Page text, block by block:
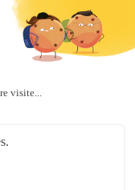
de Groupe MAINE